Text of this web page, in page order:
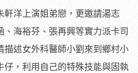
軒洋上演姐弟戀，更邀請湯志
、海裕芬、張再興等實力派卡司
描述女外科醫師小劉來到鄉村小
， 利用自己的特殊技能與固執